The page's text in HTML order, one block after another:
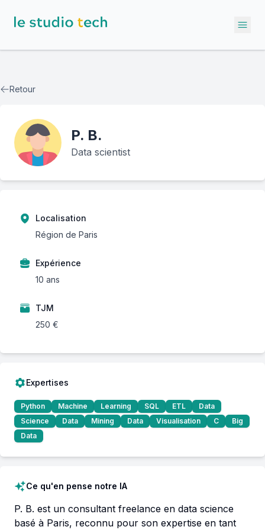
Retour
P. B.
Data scientist
Localisation
Région de Paris
Expérience
10 ans
TJM
250 €
Expertises
Python Machine Learning SQL ETL
Data
Science
Data Mining Data Visualisation C
Big
Data
Ce qu'en pense notre IA
P. B. est un consultant freelance en data science
basé à Paris, reconnu pour son expertise en tant